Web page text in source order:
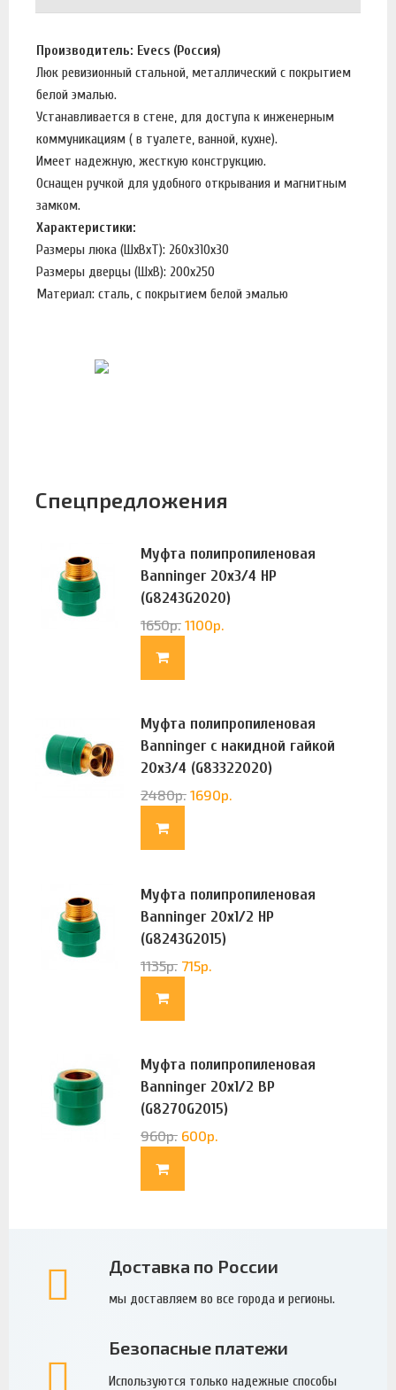
Производитель: Evecs (Россия)
Люк ревизионный стальной, металлический с покрытием
белой эмалью.
Устанавливается в стене, для доступа к инженерным
коммуникациям ( в туалете, ванной, кухне).
Имеет надежную, жесткую конструкцию.
Оснащен ручкой для удобного открывания и магнитным
замком.
Характеристики:
Размеры люка (ШхВхТ): 260х310х30
Размеры дверцы (ШхВ): 200х250
Материал: сталь, с покрытием белой эмалью
Спецпредложения
Муфта полипропиленовая
Banninger 20х3/4 НР
(G8243G2020)
1650р. 1100р.
Муфта полипропиленовая
Banninger с накидной гайкой
20х3/4 (G83322020)
2480р. 1690р.
Муфта полипропиленовая
Banninger 20х1/2 НР
(G8243G2015)
1135р. 715р.
Муфта полипропиленовая
Banninger 20х1/2 ВР
(G8270G2015)
960р. 600р.
Доставка по России
мы доставляем во все города и регионы.
Безопасные платежи
Используются только надежные способы